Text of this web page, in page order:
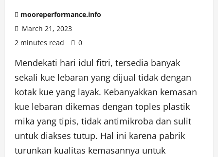
mooreperformance.info
March 21, 2023
2 minutes read
0
Mendekati hari idul fitri, tersedia banyak
sekali kue lebaran yang dijual tidak dengan
kotak kue yang layak. Kebanyakkan kemasan
kue lebaran dikemas dengan toples plastik
mika yang tipis, tidak antimikroba dan sulit
untuk diakses tutup. Hal ini karena pabrik
turunkan kualitas kemasannya untuk